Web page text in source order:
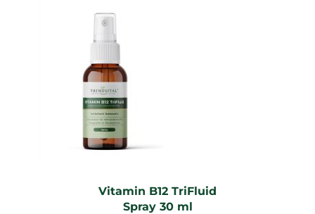
Vitamin B12 TriFluid
Spray 30 ml